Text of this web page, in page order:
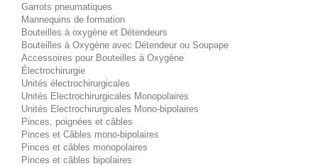
Garrots pneumatiques
Mannequins de formation
Bouteilles à oxygène et Détendeurs
Bouteilles à Oxygène avec Détendeur ou Soupape
Accessoires pour Bouteilles à Oxygène
Électrochirurgie
Unités électrochirurgicales
Unités Electrochirurgicales Monopolaires
Unités Electrochirurgicales Mono-bipolaires
Pinces, poignées et câbles
Pinces et Câbles mono-bipolaires
Pinces et câbles monopolaires
Pinces et câbles bipolaires